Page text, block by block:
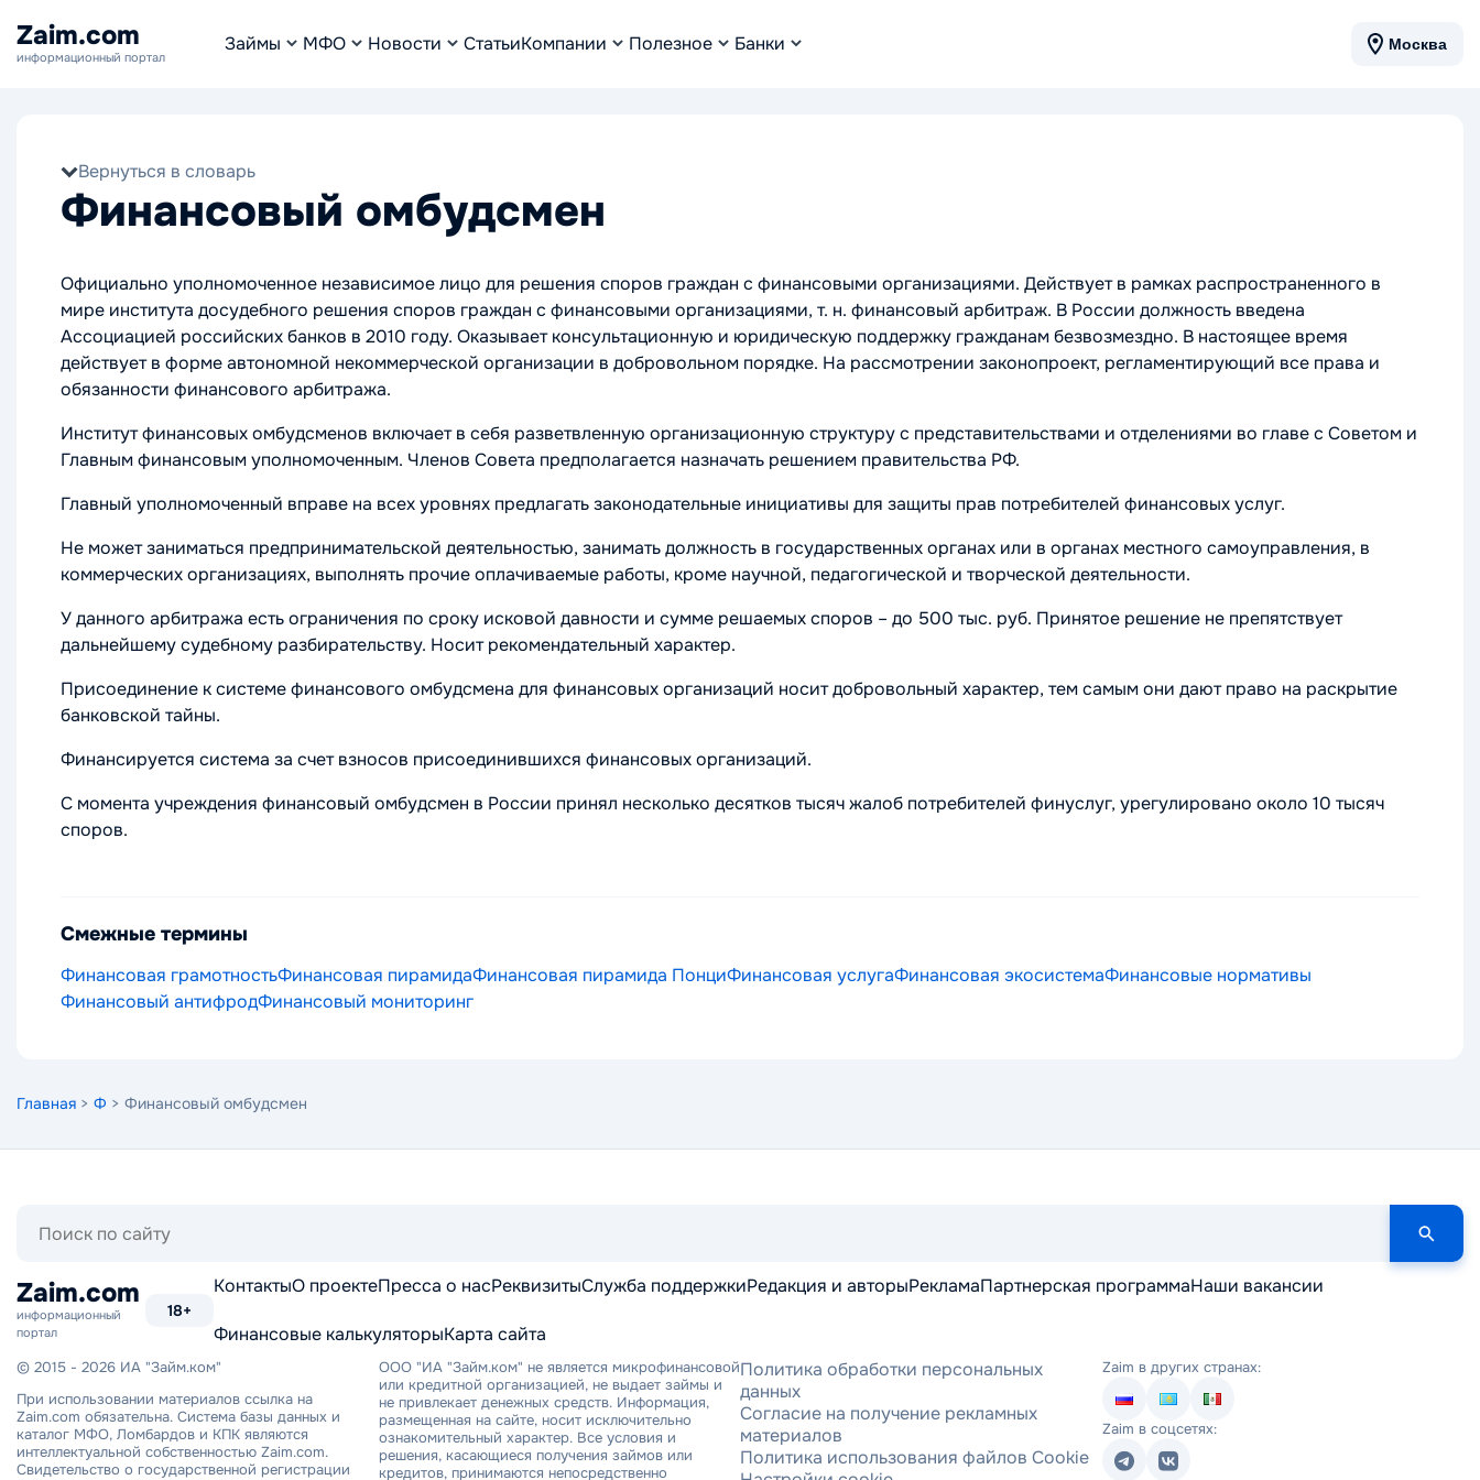
Zaim.com
информационный портал
Займы МФО Новости СтатьиКомпании Полезное Банки Москва
Вернуться в словарь
Финансовый омбудсмен
Официально уполномоченное независимое лицо для решения споров граждан с финансовыми организациями. Действует в рамках распространенного в
мире института досудебного решения споров граждан с финансовыми организациями, т. н. финансовый арбитраж. В России должность введена
Ассоциацией российских банков в 2010 году. Оказывает консультационную и юридическую поддержку гражданам безвозмездно. В настоящее время
действует в форме автономной некоммерческой организации в добровольном порядке. На рассмотрении законопроект, регламентирующий все права и
обязанности финансового арбитража.
Институт финансовых омбудсменов включает в себя разветвленную организационную структуру с представительствами и отделениями во главе с Советом и
Главным финансовым уполномоченным. Членов Совета предполагается назначать решением правительства РФ.
Главный уполномоченный вправе на всех уровнях предлагать законодательные инициативы для защиты прав потребителей финансовых услуг.
Не может заниматься предпринимательской деятельностью, занимать должность в государственных органах или в органах местного самоуправления, в
коммерческих организациях, выполнять прочие оплачиваемые работы, кроме научной, педагогической и творческой деятельности.
У данного арбитража есть ограничения по сроку исковой давности и сумме решаемых споров – до 500 тыс. руб. Принятое решение не препятствует
дальнейшему судебному разбирательству. Носит рекомендательный характер.
Присоединение к системе финансового омбудсмена для финансовых организаций носит добровольный характер, тем самым они дают право на раскрытие
банковской тайны.
Финансируется система за счет взносов присоединившихся финансовых организаций.
С момента учреждения финансовый омбудсмен в России принял несколько десятков тысяч жалоб потребителей финуслуг, урегулировано около 10 тысяч
споров.
Смежные термины
Финансовая грамотностьФинансовая пирамидаФинансовая пирамида ПонциФинансовая услугаФинансовая экосистемаФинансовые нормативы
Финансовый антифродФинансовый мониторинг
Главная > Ф > Финансовый омбудсмен
Zaim.com
информационный
портал
18+
КонтактыО проектеПресса о насРеквизитыСлужба поддержкиРедакция и авторыРекламаПартнерская программаНаши вакансии
Финансовые калькуляторыКарта сайта
© 2015 - 2026 ИА "Займ.ком"
При использовании материалов ссылка на
Zaim.com обязательна. Система базы данных и
каталог МФО, Ломбардов и КПК являются
интеллектуальной собственностью Zaim.com.
Свидетельство о государственной регистрации
ООО "ИА "Займ.ком" не является микрофинансовой
или кредитной организацией, не выдает займы и
не привлекает денежных средств. Информация,
размещенная на сайте, носит исключительно
ознакомительный характер. Все условия и
решения, касающиеся получения займов или
кредитов, принимаются непосредственно
Политика обработки персональных
данных
Согласие на получение рекламных
материалов
Политика использования файлов Cookie
Zaim в других странах:
Zaim в соцсетях: